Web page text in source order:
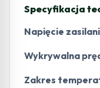
Specyfikacja
Napięcie
Wykrywalna
Zakres